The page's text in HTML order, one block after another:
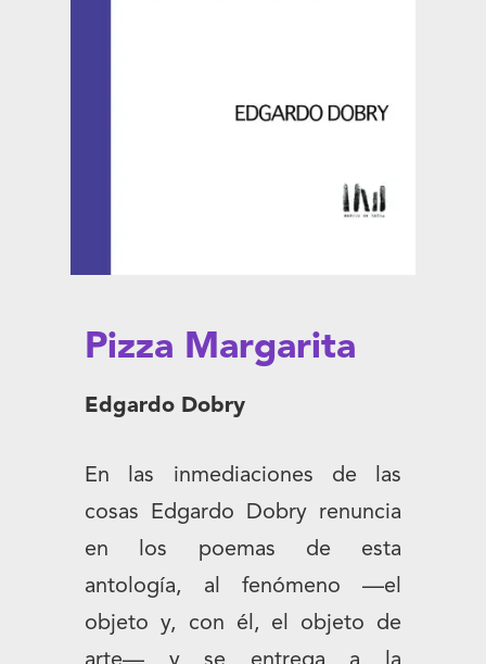
Pizza Margarita
Edgardo Dobry
En las inmediaciones de las
cosas Edgardo Dobry renuncia
en los poemas de esta
antología, al fenómeno —el
objeto y, con él, el objeto de